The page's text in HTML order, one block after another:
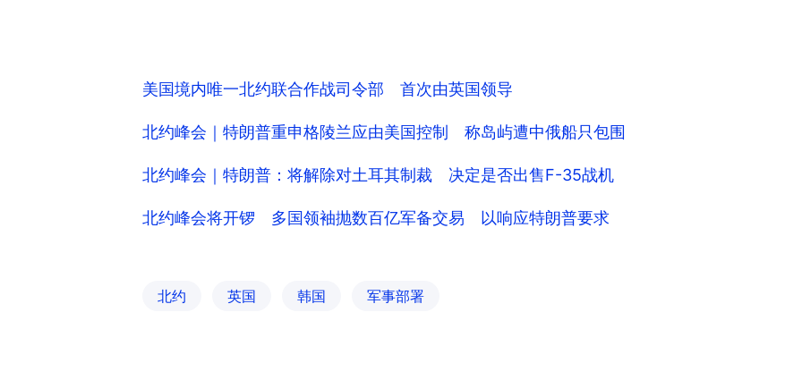
美国境内唯一北约联合作战司令部 首次由英国领导
北约峰会｜特朗普重申格陵兰应由美国控制 称岛屿遭中俄船只包围
北约峰会｜特朗普：将解除对土耳其制裁 决定是否出售F-35战机
北约峰会将开锣 多国领袖抛数百亿军备交易 以响应特朗普要求
北约 英国 韩国 军事部署